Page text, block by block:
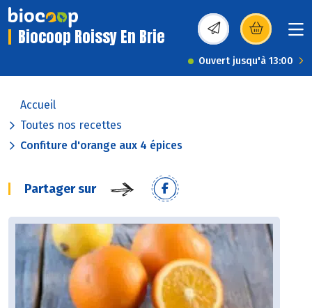
Biocoop Roissy En Brie (s’ouvre dans une
Ouvert jusqu'à 13:00
Accueil
Toutes nos recettes
Confiture d'orange aux 4 épices
Partager sur